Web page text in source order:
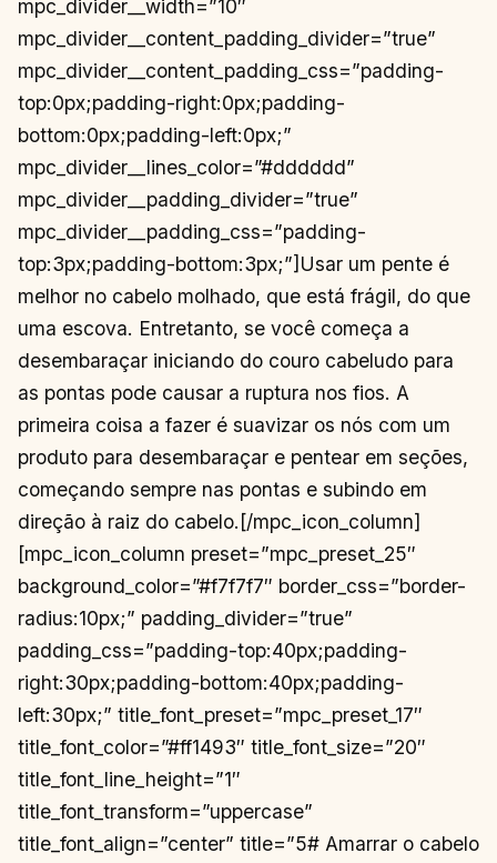
mpc_divider__width=”10″
mpc_divider__content_padding_divider=”true”
mpc_divider__content_padding_css=”padding-
top:0px;padding-right:0px;padding-
bottom:0px;padding-left:0px;”
mpc_divider__lines_color=”#dddddd”
mpc_divider__padding_divider=”true”
mpc_divider__padding_css=”padding-
top:3px;padding-bottom:3px;”]Usar um pente é
melhor no cabelo molhado, que está frágil, do que
uma escova. Entretanto, se você começa a
desembaraçar iniciando do couro cabeludo para
as pontas pode causar a ruptura nos fios. A
primeira coisa a fazer é suavizar os nós com um
produto para desembaraçar e pentear em seções,
começando sempre nas pontas e subindo em
direção à raiz do cabelo.[/mpc_icon_column]
[mpc_icon_column preset=”mpc_preset_25″
background_color=”#f7f7f7″ border_css=”border-
radius:10px;” padding_divider=”true”
padding_css=”padding-top:40px;padding-
right:30px;padding-bottom:40px;padding-
left:30px;” title_font_preset=”mpc_preset_17″
title_font_color=”#ff1493″ title_font_size=”20″
title_font_line_height=”1″
title_font_transform=”uppercase”
title_font_align=”center” title=”5# Amarrar o cabelo